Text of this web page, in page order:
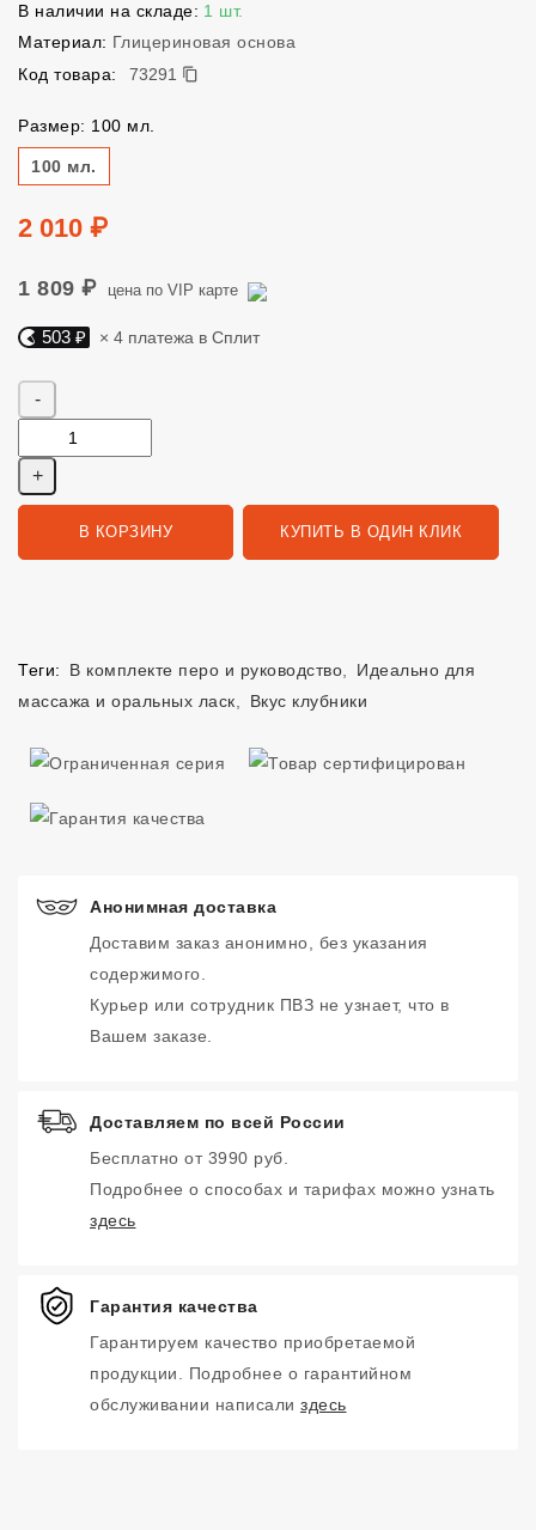
В наличии на складе: 1 шт.
Материал: Глицериновая основа
Код товара:
73291
73291
Размер: 100 мл.
Размер
100 мл.
Цена
2 010 ₽
1 809 ₽ цена по VIP карте
Яндекс Сплит. 503 руб, 4 платежа в Сплит
503 ₽ × 4 платежа в Сплит
В КОРЗИНУ КУПИТЬ В ОДИН КЛИК
Теги: В комплекте перо и руководство
Идеально для
массажа и оральных ласк
Вкус клубники
Анонимная доставка
Доставим заказ анонимно, без указания
содержимого.
Курьер или сотрудник ПВЗ не узнает, что в
Вашем заказе.
Доставляем по всей России
Бесплатно от 3990 руб.
Подробнее о способах и тарифах можно узнать
здесь
Гарантия качества
Гарантируем качество приобретаемой
продукции. Подробнее о гарантийном
обслуживании написали здесь